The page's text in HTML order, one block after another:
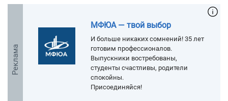
Реклама
МФЮА — твой выбор
И больше никаких сомнений! 35 лет
готовим профессионалов.
Выпускники востребованы,
студенты счастливы, родители
спокойны.
Присоединяйся!